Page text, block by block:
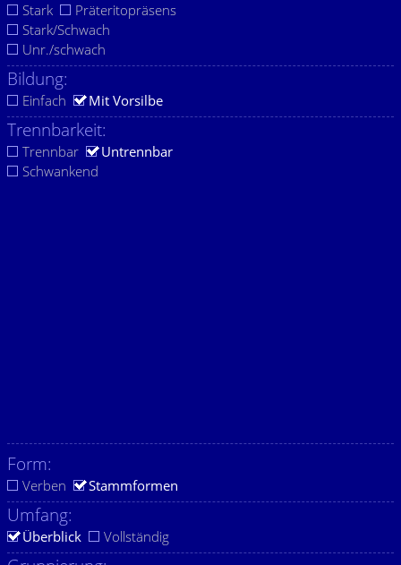
Stark
Präteritopräsens
Stark/Schwach
Unr./schwach
Bildung:
Einfach Mit Vorsilbe
Trennbarkeit:
Trennbar
Untrennbar
Schwankend
Form:
Verben Stammformen
Umfang:
Überblick Vollständig